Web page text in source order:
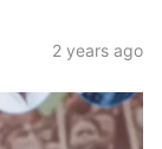
2 years ago